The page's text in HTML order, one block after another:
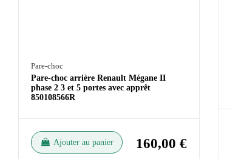
Pare-choc
Pare-choc arrière Renault Mégane II
phase 2 3 et 5 portes avec apprêt
850108566R
Ajouter au panier 160,00 €